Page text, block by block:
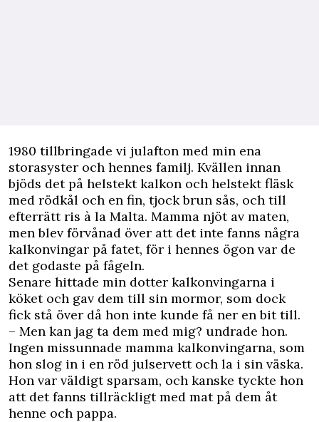
1980 tillbringade vi julafton med min ena
storasyster och hennes familj. Kvällen innan
bjöds det på helstekt kalkon och helstekt fläsk
med rödkål och en fin, tjock brun sås, och till
efterrätt ris à la Malta. Mamma njöt av maten,
men blev förvånad över att det inte fanns några
kalkonvingar på fatet, för i hennes ögon var de
det godaste på fågeln.
Senare hittade min dotter kalkonvingarna i
köket och gav dem till sin mormor, som dock
fick stå över då hon inte kunde få ner en bit till.
– Men kan jag ta dem med mig? undrade hon.
Ingen missunnade mamma kalkonvingarna, som
hon slog in i en röd julservett och la i sin väska.
Hon var väldigt sparsam, och kanske tyckte hon
att det fanns tillräckligt med matpå dem åt
henne och pappa.